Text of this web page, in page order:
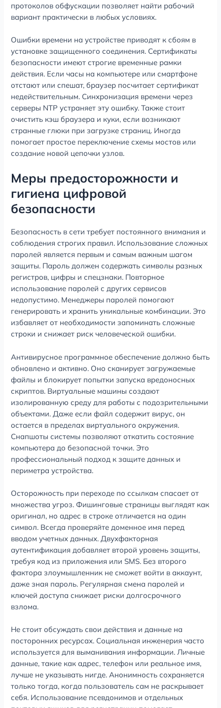
протоколов обфускации позволяет найти рабочий
вариант практически в любых условиях.
Ошибки времени на устройстве приводят к сбоям в
установке защищенного соединения. Сертификаты
безопасности имеют строгие временные рамки
действия. Если часы на компьютере или смартфоне
отстают или спешат, браузер посчитает сертификат
недействительным. Синхронизация времени через
серверы NTP устраняет эту ошибку. Также стоит
очистить кэш браузера и куки, если возникают
странные глюки при загрузке страниц. Иногда
помогает простое переключение схемы мостов или
создание новой цепочки узлов.
Меры предосторожности и
гигиена цифровой
безопасности
Безопасность в сети требует постоянного внимания и
соблюдения строгих правил. Использование сложных
паролей является первым и самым важным шагом
защиты. Пароль должен содержать символы разных
регистров, цифры и спецзнаки. Повторное
использование паролей с других сервисов
недопустимо. Менеджеры паролей помогают
генерировать и хранить уникальные комбинации. Это
избавляет от необходимости запоминать сложные
строки и снижает риск человеческой ошибки.
Антивирусное программное обеспечение должно быть
обновлено и активно. Оно сканирует загружаемые
файлы и блокирует попытки запуска вредоносных
скриптов. Виртуальные машины создают
изолированную среду для работы с подозрительными
объектами. Даже если файл содержит вирус, он
остается в пределах виртуального окружения.
Снапшоты системы позволяют откатить состояние
компьютера до безопасной точки. Это
профессиональный подход к защите данных и
периметра устройства.
Осторожность при переходе по ссылкам спасает от
множества угроз. Фишинговые страницы выглядят как
оригинал, но адрес в строке отличается на один
символ. Всегда проверяйте доменное имя перед
вводом учетных данных. Двухфакторная
аутентификация добавляет второй уровень защиты,
требуя код из приложения или SMS. Без второго
фактора злоумышленник не сможет войти в аккаунт,
даже зная пароль. Регулярная смена паролей и
ключей доступа снижает риски долгосрочного
взлома.
Не стоит обсуждать свои действия и данные на
посторонних ресурсах. Социальная инженерия часто
используется для выманивания информации. Личные
данные, такие как адрес, телефон или реальное имя,
лучше не указывать нигде. Анонимность сохраняется
только тогда, когда пользователь сам не раскрывает
себя. Использование псевдонимов и отдельных